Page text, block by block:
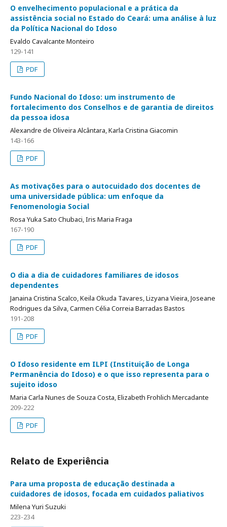
O envelhecimento populacional e a prática da
assistência social no Estado do Ceará: uma análise à luz
da Política Nacional do Idoso
Evaldo Cavalcante Monteiro
129-141
PDF
Fundo Nacional do Idoso: um instrumento de
fortalecimento dos Conselhos e de garantia de direitos
da pessoa idosa
Alexandre de Oliveira Alcântara, Karla Cristina Giacomin
143-166
PDF
As motivações para o autocuidado dos docentes de
uma universidade pública: um enfoque da
Fenomenologia Social
Rosa Yuka Sato Chubaci, Iris Maria Fraga
167-190
PDF
O dia a dia de cuidadores familiares de idosos
dependentes
Janaina Cristina Scalco, Keila Okuda Tavares, Lizyana Vieira, Joseane
Rodrigues da Silva, Carmen Célia Correia Barradas Bastos
191-208
PDF
O Idoso residente em ILPI (Instituição de Longa
Permanência do Idoso) e o que isso representa para o
sujeito idoso
Maria Carla Nunes de Souza Costa, Elizabeth Frohlich Mercadante
209-222
PDF
Relato de Experiência
Para uma proposta de educação destinada a
cuidadores de idosos, focada em cuidados paliativos
Milena Yuri Suzuki
223-234